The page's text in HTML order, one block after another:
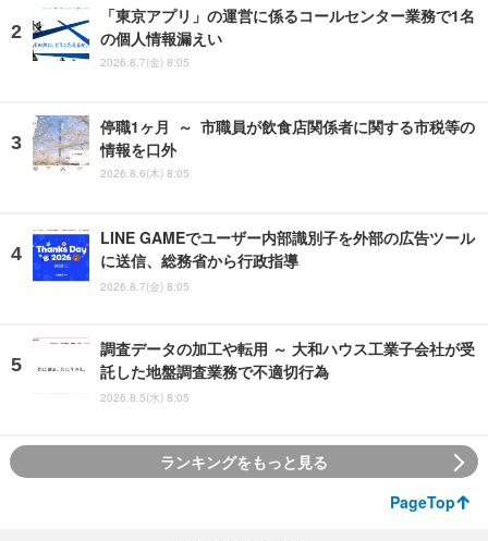
「東京アプリ」の運営に係るコールセンター業務で1名
の個人情報漏えい
2026.8.7(金) 8:05
停職1ヶ月 ～ 市職員が飲食店関係者に関する市税等の
情報を口外
2026.8.6(木) 8:05
LINE GAMEでユーザー内部識別子を外部の広告ツール
に送信、総務省から行政指導
2026.8.7(金) 8:05
調査データの加工や転用 ～ 大和ハウス工業子会社が受
託した地盤調査業務で不適切行為
2026.8.5(水) 8:05
ランキングをもっと見る
PageTop